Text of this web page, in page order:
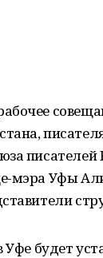
писателей
мэра Уфы
Уфе будет